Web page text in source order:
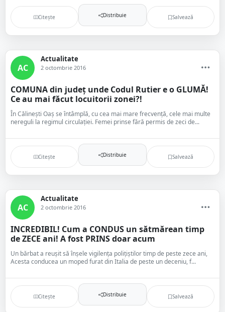
Citește Distribuie Salvează
AC
Actualitate
2 octombrie 2016
COMUNA din județ unde Codul Rutier e o GLUMĂ!
Ce au mai făcut locuitorii zonei?!
În Călinești Oaș se întâmplă, cu cea mai mare frecvență, cele mai multe
nereguli la regimul circulației. Femei prinse fără permis de zeci de...
Citește Distribuie Salvează
AC
Actualitate
2 octombrie 2016
INCREDIBIL! Cum a CONDUS un sătmărean timp
de ZECE ani! A fost PRINS doar acum
Un bărbat a reușit să înșele vigilența polițiștilor timp de peste zece ani,
Acesta conducea un moped furat din Italia de peste un deceniu, f...
Citește Distribuie Salvează